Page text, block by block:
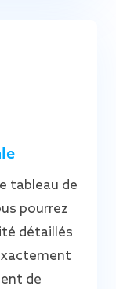
tableau de
pourrez
détaillés
de